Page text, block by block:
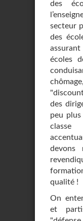
des
secteur
des
assurant
écoles
des
peu plus
devons
qualité !
On
et